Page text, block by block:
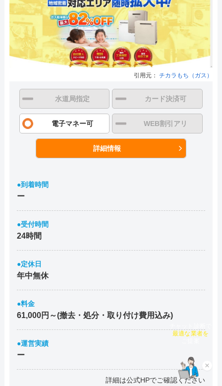
引用元： チカラもち（ガス）
水道局指定 カード決済可
電子マネー可 WEB割引アリ
詳細情報
●到着時間
ー
●受付時間
24時間
●定休日
年中無休
●料金
61,000円～(撤去・処分・取り付け費用込み)
●運営実績
ー
詳細は公式HPでご確認ください
×
チャット診断で
最適な業者を